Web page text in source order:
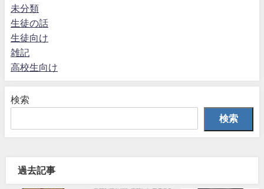
未分類
生徒の話
生徒向け
雑記
高校生向け
検索
検索
過去記事